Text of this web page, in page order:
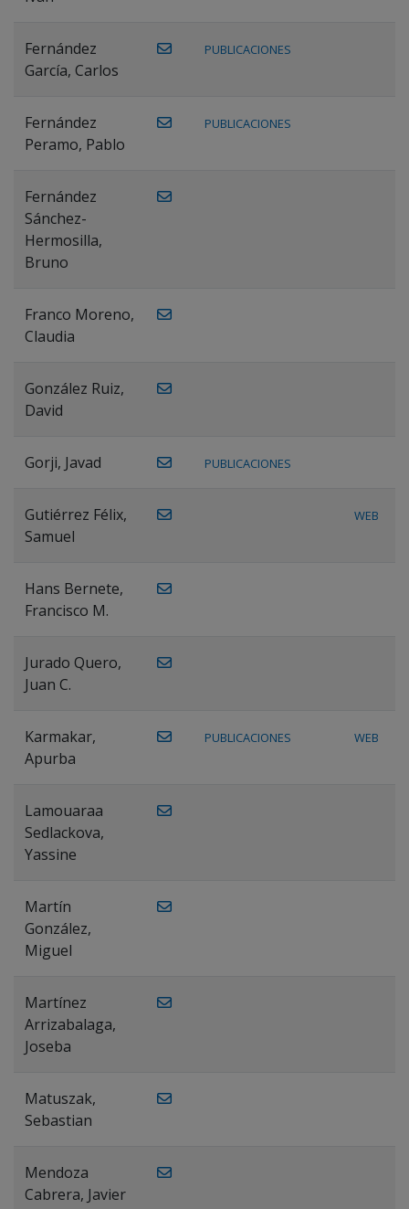
Fernández
García, Carlos
PUBLICACIONES
Fernández
Peramo, Pablo
PUBLICACIONES
Fernández
Sánchez-
Hermosilla,
Bruno
Franco Moreno,
Claudia
González Ruiz,
David
Gorji, Javad PUBLICACIONES
Gutiérrez Félix,
Samuel
WEB
Hans Bernete,
Francisco M.
Jurado Quero,
Juan C.
Karmakar,
Apurba
PUBLICACIONES WEB
Lamouaraa
Sedlackova,
Yassine
Martín
González,
Miguel
Martínez
Arrizabalaga,
Joseba
Matuszak,
Sebastian
Mendoza
Cabrera, Javier